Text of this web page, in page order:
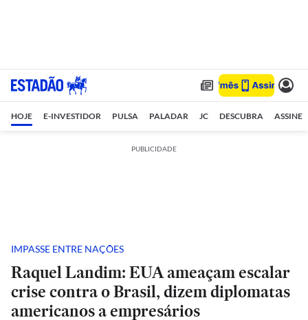
HOJE E-INVESTIDOR PULSA PALADAR JC DESCUBRA ASSINE
PUBLICIDADE
IMPASSE ENTRE NAÇÕES
Raquel Landim: EUA ameaçam escalar
crise contra o Brasil, dizem diplomatas
americanos a empresários